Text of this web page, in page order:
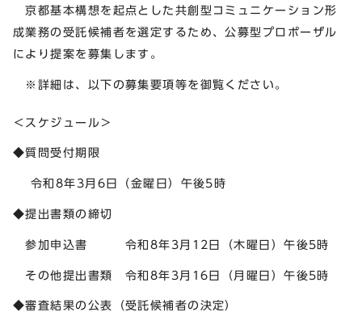
京都基本構想を起点とした共創型コミュニケーション形
成業務の受託候補者を選定するため、公募型プロポーザル
により提案を募集します。
※詳細は、以下の募集要項等を御覧ください。
＜スケジュール＞
◆質問受付期限
令和8年3月6日（金曜日）午後5時
◆提出書類の締切
参加申込書 令和8年3月12日（木曜日）午後5時
その他提出書類 令和8年3月16日（月曜日）午後5時
◆審査結果の公表（受託候補者の決定）